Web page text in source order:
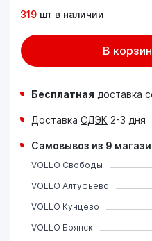
319 шт в наличии
В
Бесплатная доставка
Доставка СДЭК 2-3 дня
Самовывоз из 9
VOLLO Свободы
VOLLO Алтуфьево
VOLLO Кунцево
VOLLO Брянск